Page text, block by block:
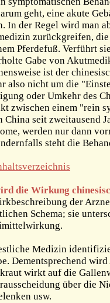
geht, eine akute
In der Regel wird man
zurückgreifen,
Pferdefuß. Verführt
Gabe von
ist der
also nicht um die
oder Umkehr des
zwischen einem "rein
China seit zweitausend
werden nur dann
steht die
die Wirkung
der
Schema; sie
Medizin
Dementsprechend
wirkt auf die
über die
usw.